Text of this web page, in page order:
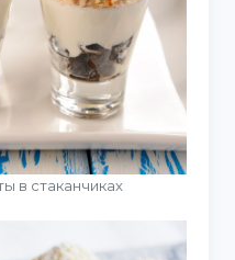
в стаканчиках